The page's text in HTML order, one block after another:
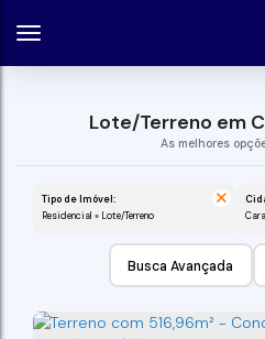
Lote/Terreno em
Tipo de Imóvel:
Residencial » Lote/Terreno
Busca Avançada